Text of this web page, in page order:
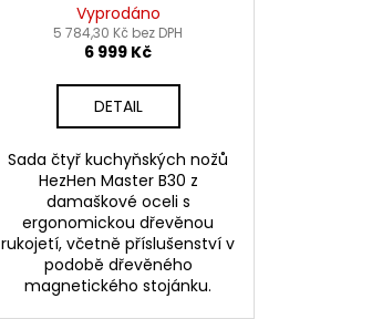
Vyprodáno
5 784,30 Kč bez DPH
6 999 Kč
DETAIL
Sada čtyř kuchyňských nožů
HezHen Master B30 z
damaškové oceli s
ergonomickou dřevěnou
rukojetí, včetně příslušenství v
podobě dřevěného
magnetického stojánku.